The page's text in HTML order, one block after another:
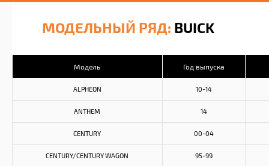
МОДЕЛЬНЫЙ РЯД: BUICK
Модель Год выпуска
ALPHEON 10-14
ANTHEM 14
CENTURY 00-04
CENTURY/CENTURY WAGON 95-99